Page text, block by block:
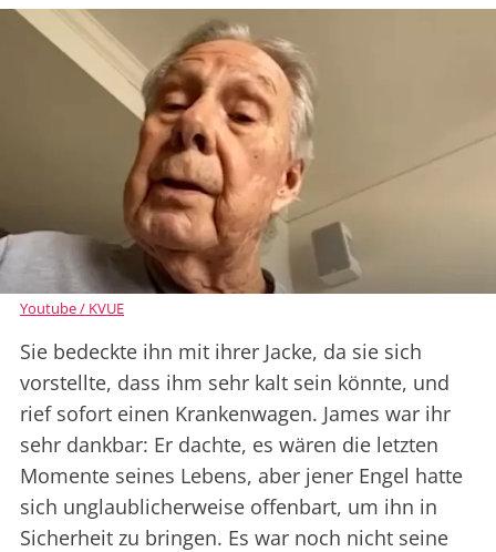
Youtube / KVUE
Sie bedeckte ihn mit ihrer Jacke, da sie sich
vorstellte, dass ihm sehr kalt sein könnte, und
rief sofort einen Krankenwagen. James war ihr
sehr dankbar: Er dachte, es wären die letzten
Momente seines Lebens, aber jener Engel hatte
sich unglaublicherweise offenbart, um ihn in
Sicherheit zu bringen. Es war noch nicht seine